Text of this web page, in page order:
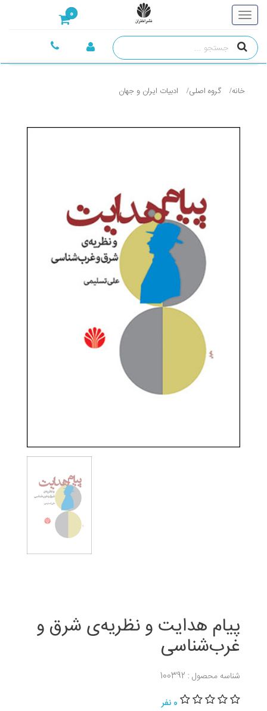
0
خانه گروه اصلی ادبيات ايران و جهان
پیام هدایت و نظریه‌ی شرق و
غرب‌شناسی
شناسه محصول : 100392
0 نفر